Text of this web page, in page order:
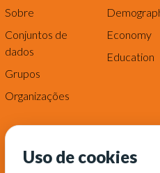
Sobre
Conjuntos de
dados
Grupos
Organizações
Economy
Education
Uso de cookies